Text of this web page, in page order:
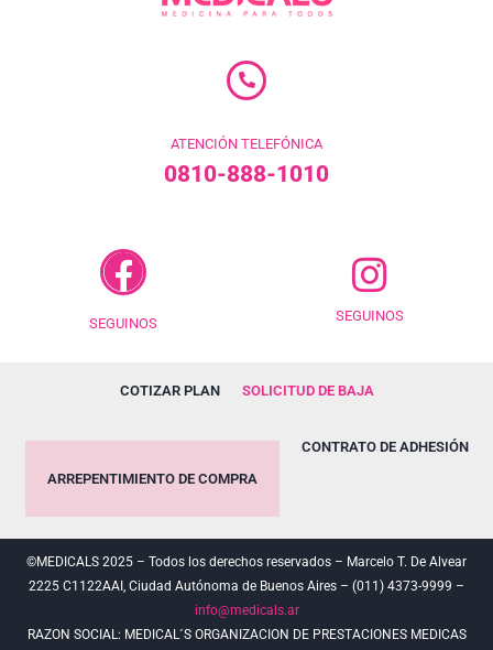
ATENCIÓN TELEFÓNICA
0810-888-1010
SEGUINOS SEGUINOS
COTIZAR PLAN SOLICITUD DE BAJA
ARREPENTIMIENTO DE COMPRA
CONTRATO DE ADHESIÓN
©MEDICALS 2025 – Todos los derechos reservados – Marcelo T. De Alvear
2225 C1122AAI, Ciudad Autónoma de Buenos Aires – (011) 4373-9999 –
info@medicals.ar
RAZON SOCIAL: MEDICAL´S ORGANIZACION DE PRESTACIONES MEDICAS